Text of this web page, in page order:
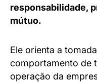
responsabilidade,
mútuo.
Ele orienta a
comportamento de
operação da